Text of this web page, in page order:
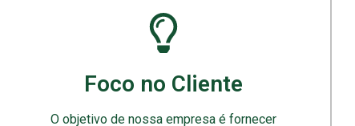
Foco no Cliente
O objetivo de nossa empresa é fornecer